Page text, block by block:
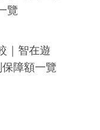
覽
｜智在遊
障額一覽